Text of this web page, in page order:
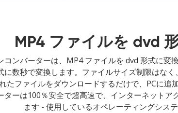
MP4 ファイルを dvd
ンバーターは、MP4 ファイルを dvd 形式に
数秒で変換します。ファイルサイズ制限はな
たファイルをダウンロードするだけで、PCに
ーは100％安全で超高速で、インターネット
ます - 使用しているオペレーティングシステ